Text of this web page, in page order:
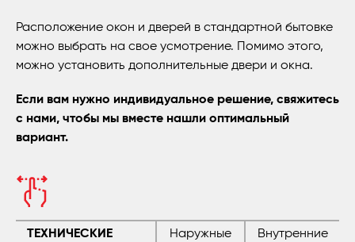
Расположение окон и дверей в стандартной бытовке
можно выбрать на свое усмотрение. Помимо этого,
можно установить дополнительные двери и окна.
Если вам нужно индивидуальное решение, свяжитесь
с нами, чтобы мы вместе нашли оптимальный
вариант.
ТЕХНИЧЕСКИЕ
Наружные
Внутренние